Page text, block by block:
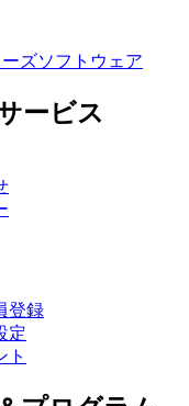
ズソフトウェア
ービス
登録
定
ト